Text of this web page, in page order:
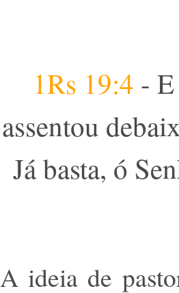
1Rs 19:4 -
assentou
Já basta, ó
A ideia de